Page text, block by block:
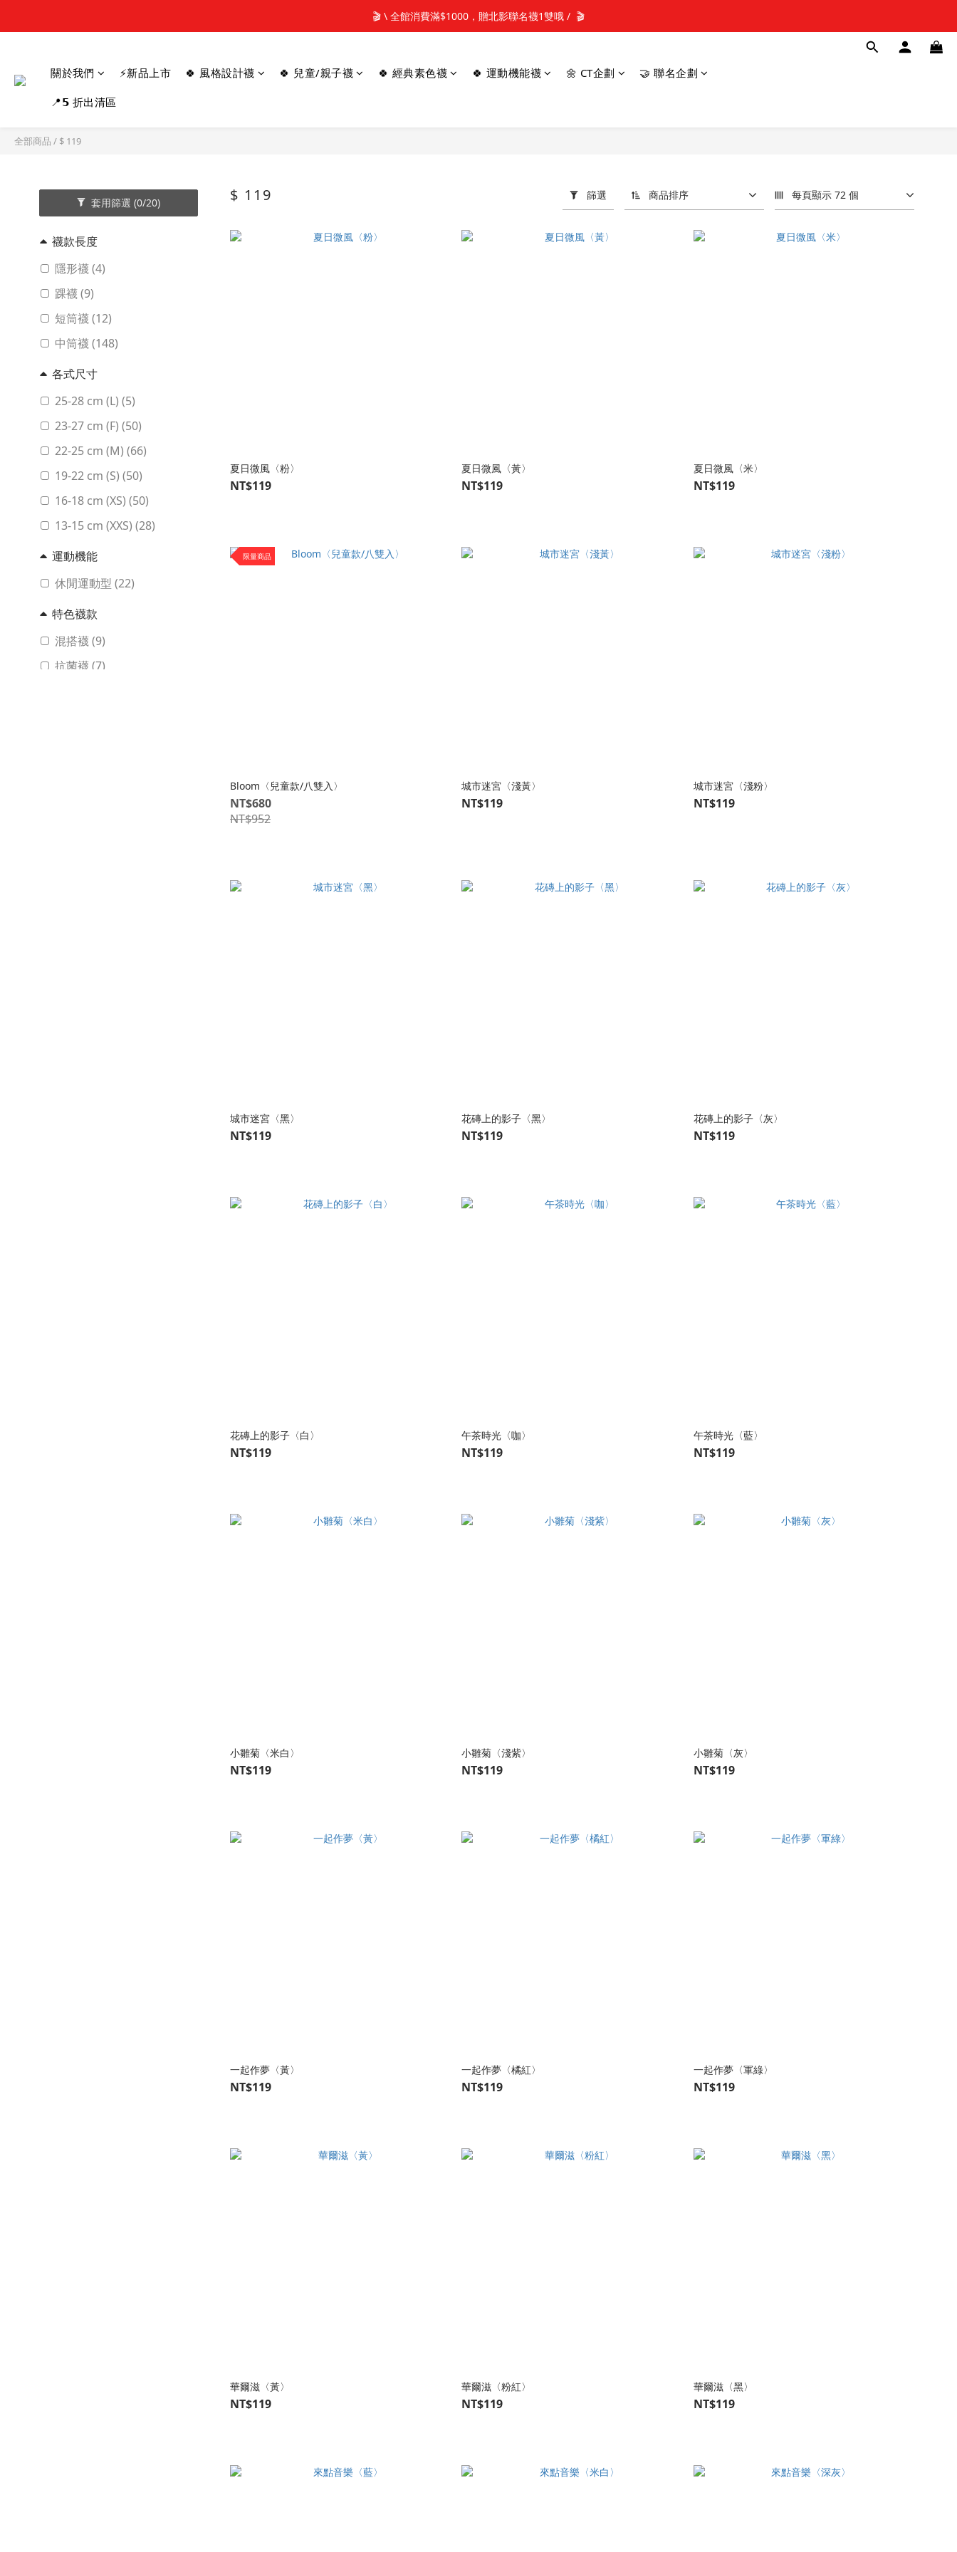
📢新加入會員 可享50元購物金元購物金(立即使用)✨
🎬 \ 全館消費滿$1000，贈北影聯名襪1雙哦 /  🎬
關於我們 ⚡新品上市 🍀 風格設計襪 🍀 兒童/親子襪 🍀 經典素色襪 🍀 運動機能襪 🌼 CT企劃 🤝 聯名企劃
📍𝟱 折出清區
全部商品 / $ 119
套用篩選 (0/20)
襪款長度
隱形襪 (4)
踝襪 (9)
短筒襪 (12)
中筒襪 (148)
各式尺寸
25-28 cm (L) (5)
23-27 cm (F) (50)
22-25 cm (M) (66)
19-22 cm (S) (50)
16-18 cm (XS) (50)
13-15 cm (XXS) (28)
運動機能
休閒運動型 (22)
特色襪款
混搭襪 (9)
抗菌襪 (7)
$ 119 篩選 商品排序 每頁顯示 72 個
夏日微風〈粉〉
NT$119
夏日微風〈黃〉
NT$119
夏日微風〈米〉
NT$119
限量商品
Bloom〈兒童款/八雙入〉
NT$680
NT$952
城市迷宮〈淺黃〉
NT$119
城市迷宮〈淺粉〉
NT$119
城市迷宮〈黑〉
NT$119
花磚上的影子〈黑〉
NT$119
花磚上的影子〈灰〉
NT$119
花磚上的影子〈白〉
NT$119
午茶時光〈咖〉
NT$119
午茶時光〈藍〉
NT$119
小雛菊〈米白〉
NT$119
小雛菊〈淺紫〉
NT$119
小雛菊〈灰〉
NT$119
一起作夢〈黃〉
NT$119
一起作夢〈橘紅〉
NT$119
一起作夢〈軍綠〉
NT$119
華爾滋〈黃〉
NT$119
華爾滋〈粉紅〉
NT$119
華爾滋〈黑〉
NT$119